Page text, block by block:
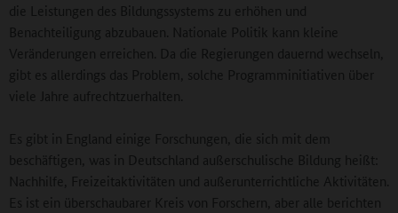
die Leistungen des Bildungssystems zu erhöhen und
Benachteiligung abzubauen. Nationale Politik kann kleine
Veränderungen erreichen. Da die Regierungen dauernd wechseln,
gibt es allerdings das Problem, solche Programminitiativen über
viele Jahre aufrechtzuerhalten.
Es gibt in England einige Forschungen, die sich mit dem
beschäftigen, was in Deutschland außerschulische Bildung heißt:
Nachhilfe, Freizeitaktivitäten und außerunterrichtliche Aktivitäten.
Es ist ein überschaubarer Kreis von Forschern, aber alle berichten